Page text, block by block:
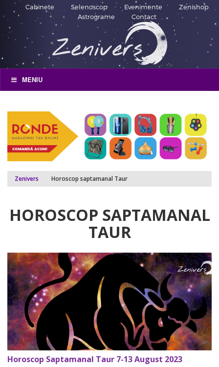
Cabinete Selenoscop Evenimente
Zenishop
Astrograme
Contact
MENIU
Zenivers Horoscop saptamanal Taur
HOROSCOP SAPTAMANAL
TAUR
Horoscop Saptamanal Taur 7-13 August 2023